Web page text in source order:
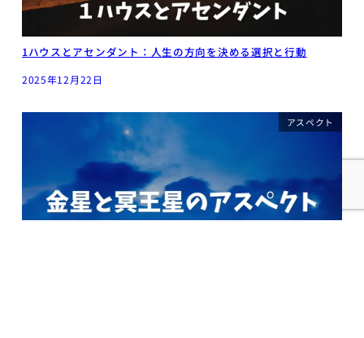
1ハウスとアセンダント：人生の方向を決める選択と行動
2025年12月22日
アスペクト